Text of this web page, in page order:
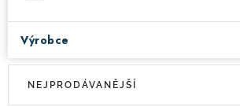
Výrobce
V
Ř
NEJPRODÁVANĚJŠÍ